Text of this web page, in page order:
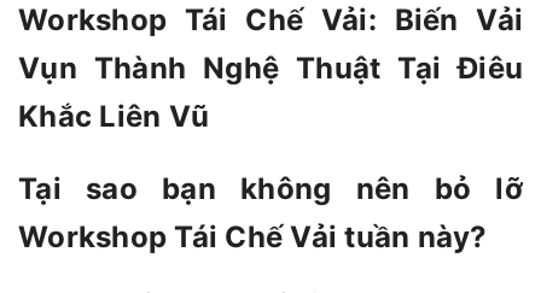
Workshop Tái Chế Vải: Biến Vải
Vụn Thành Nghệ Thuật Tại Điêu
Khắc Liên Vũ
Tại sao bạn không nên bỏ lỡ
Workshop Tái Chế Vải tuần này?